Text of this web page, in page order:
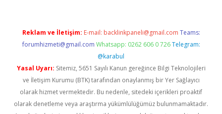
Reklam ve İletişim: E-mail: backlinkpaneli@gmail.com Teams:
forumhizmeti@gmail.com Whatsapp: 0262 606 0 726 Telegram:
@karabul
Yasal Uyarı: Sitemiz, 5651 Sayılı Kanun gereğince Bilgi Teknolojileri
ve İletişim Kurumu (BTK) tarafından onaylanmış bir Yer Sağlayıcı
olarak hizmet vermektedir. Bu nedenle, sitedeki içerikleri proaktif
olarak denetleme veya araştırma yükümlülüğümüz bulunmamaktadır.